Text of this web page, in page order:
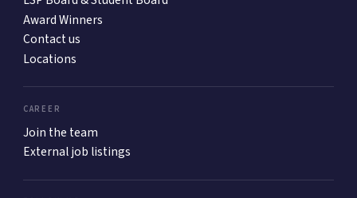
Award Winners
Contact us
Locations
CAREER
Join the team
External job listings